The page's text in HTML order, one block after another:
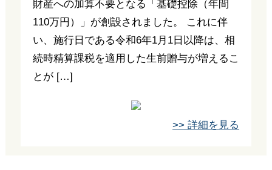
財産への加算不要となる「基礎控除（年間
110万円）」が創設されました。 これに伴
い、施行日である令和6年1月1日以降は、相
続時精算課税を適用した生前贈与が増えるこ
とが […]
>> 詳細を見る